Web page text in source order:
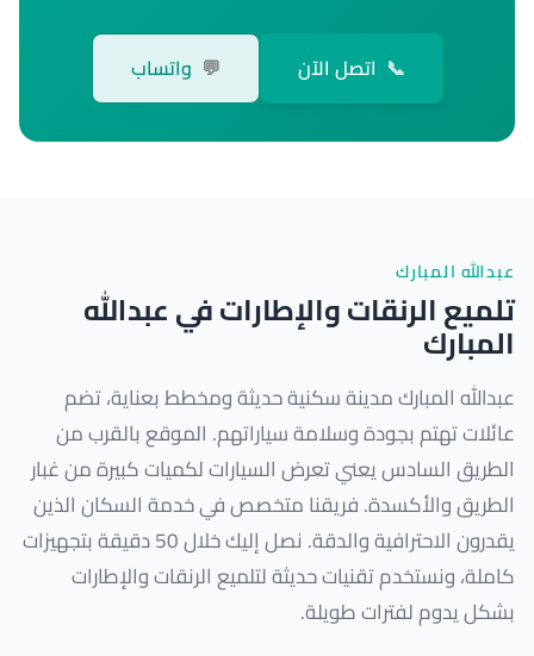
📞 اتصل الآن 💬 واتساب
عبدالله المبارك
تلميع الرنقات والإطارات في عبدالله
المبارك
عبدالله المبارك مدينة سكنية حديثة ومخطط بعناية، تضم
عائلات تهتم بجودة وسلامة سياراتهم. الموقع بالقرب من
الطريق السادس يعني تعرض السيارات لكميات كبيرة من غبار
الطريق والأكسدة. فريقنا متخصص في خدمة السكان الذين
يقدرون الاحترافية والدقة. نصل إليك خلال 50 دقيقة بتجهيزات
كاملة، ونستخدم تقنيات حديثة لتلميع الرنقات والإطارات
بشكل يدوم لفترات طويلة.